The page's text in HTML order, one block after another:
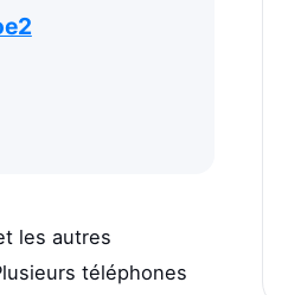
les autres
téléphones